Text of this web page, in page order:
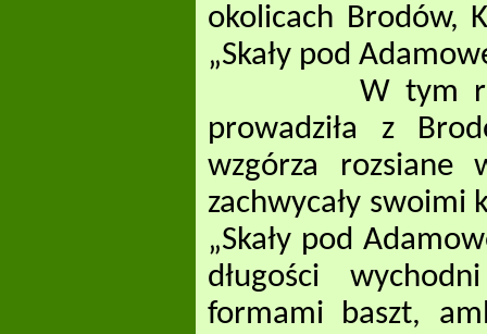
okolicach Brodów,
„Skały pod
W tym roku,
prowadziła z
wzgórza rozsiane
zachwycały swoimi
„Skały pod
długości
formami baszt,